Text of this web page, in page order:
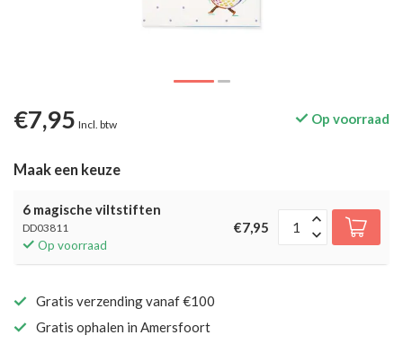
€7,95 Incl. btw Op voorraad
Maak een keuze
6 magische viltstiften
DD03811
Op voorraad
€7,95
Gratis verzending vanaf €100
Gratis ophalen in Amersfoort